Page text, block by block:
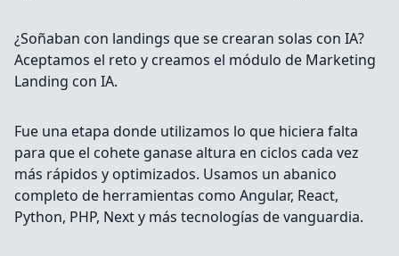
¿Soñaban con landings que se crearan solas con IA?
Aceptamos el reto y creamos el módulo de Marketing
Landing con IA.
Fue una etapa donde utilizamos lo que hiciera falta
para que el cohete ganase altura en ciclos cada vez
más rápidos y optimizados. Usamos un abanico
completo de herramientas como Angular, React,
Python, PHP, Next y más tecnologías de vanguardia.